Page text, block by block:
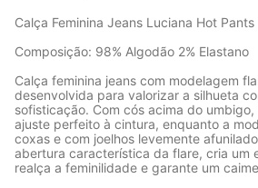
Calça Feminina Jeans Luciana Hot
Composição: 98% Algodão 2% Elastano
Calça feminina jeans com modelagem
desenvolvida para valorizar a silhueta
sofisticação. Com cós acima do
ajuste perfeito à cintura, enquanto a
coxas e com joelhos levemente
abertura característica da flare, cria um
realça a feminilidade e garante um